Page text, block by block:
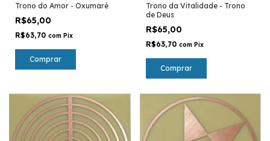
Trono do Amor - Oxumaré
R$65,00
R$63,70 com Pix
Comprar
Trono da Vitalidade - Trono
de Deus
R$65,00
R$63,70 com Pix
Comprar